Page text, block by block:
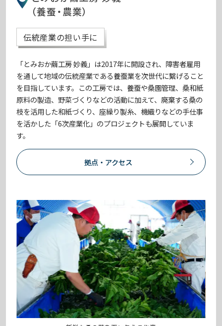
（養蚕・農業）
伝統産業の担い手に
「とみおか繭工房 妙義」は2017年に開設され、障害者雇用
を通して地域の伝統産業である養蚕業を次世代に繋げること
を目指しています。この工房では、養蚕や桑園管理、桑和紙
原料の製造、野菜づくりなどの活動に加えて、廃棄する桑の
枝を活用した和紙づくり、座繰り製糸、機織りなどの手仕事
を活かした「6次産業化」のプロジェクトも展開していま
す。
拠点・アクセス